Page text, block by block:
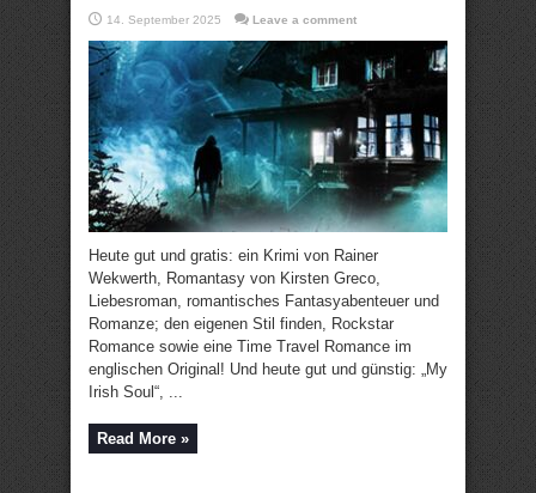
14. September 2025 Leave a comment
Heute gut und gratis: ein Krimi von Rainer
Wekwerth, Romantasy von Kirsten Greco,
Liebesroman, romantisches Fantasyabenteuer und
Romanze; den eigenen Stil finden, Rockstar
Romance sowie eine Time Travel Romance im
englischen Original! Und heute gut und günstig: „My
Irish Soul“, ...
Read More »